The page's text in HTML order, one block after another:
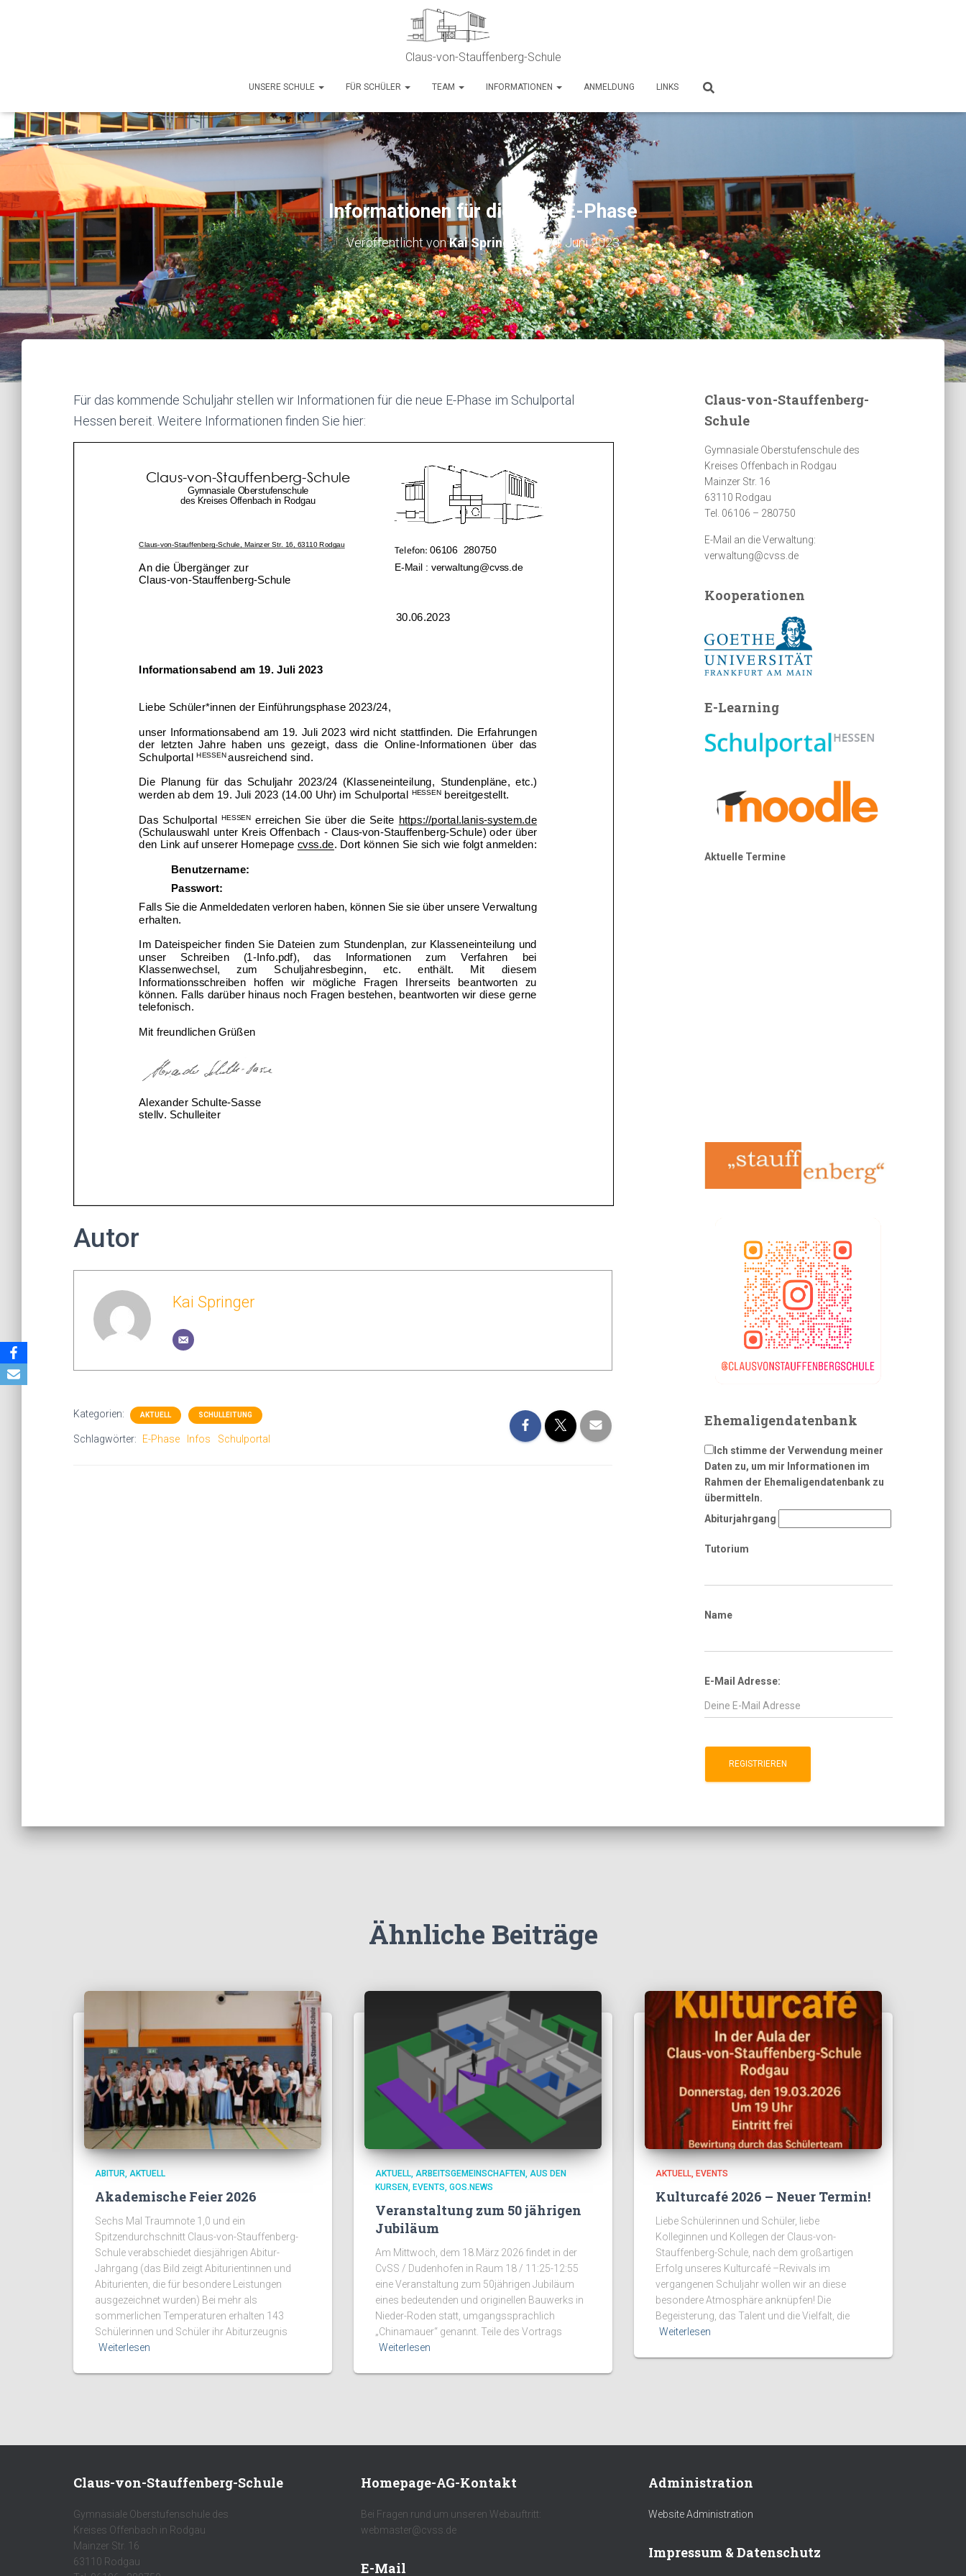
Claus-von-Stauffenberg-Schule
UNSERE SCHULE FÜR SCHÜLER TEAM INFORMATIONEN ANMELDUNG LINKS
Informationen für die neue E-Phase
Veröffentlicht vonKai Springeram30. Juni 2023
Für das kommende Schuljahr stellen wir Informationen für die neue E-Phase im Schulportal
Hessen bereit. Weitere Informationen finden Sie hier:
Autor
Kai Springer
Kategorien: AKTUELL SCHULLEITUNG
Schlagwörter: E-Phase Infos Schulportal
Claus-von-Stauffenberg-
Schule
Gymnasiale Oberstufenschule des
Kreises Offenbach in Rodgau
Mainzer Str. 16
63110 Rodgau
Tel. 06106 – 280750
E-Mail an die Verwaltung:
verwaltung@cvss.de
Kooperationen
E-Learning
Aktuelle Termine
Ehemaligendatenbank
Ich stimme der Verwendung meiner
Daten zu, um mir Informationen im
Rahmen der Ehemaligendatenbank zu
übermitteln.
Abiturjahrgang
Tutorium
Name
E-Mail Adresse:
Ähnliche Beiträge
ABITUR AKTUELL
Akademische Feier 2026
Sechs Mal Traumnote 1,0 und ein
Spitzendurchschnitt Claus-von-Stauffenberg-
Schule verabschiedet diesjährigen Abitur-
Jahrgang (das Bild zeigt Abiturientinnen und
Abiturienten, die für besondere Leistungen
ausgezeichnet wurden) Bei mehr als
sommerlichen Temperaturen erhalten 143
Schülerinnen und Schüler ihr Abiturzeugnis
Weiterlesen
AKTUELL ARBEITSGEMEINSCHAFTEN AUS DEN
KURSEN
EVENTS GOS.NEWS
Veranstaltung zum 50 jährigen
Jubiläum
Am Mittwoch, dem 18.März 2026 findet in der
CvSS / Dudenhofen in Raum 18 / 11:25-12:55
eine Veranstaltung zum 50jährigen Jubiläum
eines bedeutenden und originellen Bauwerks in
Nieder-Roden statt, umgangssprachlich
„Chinamauer“ genannt. Teile des Vortrags
Weiterlesen
AKTUELL EVENTS
Kulturcafé 2026 – Neuer Termin!
Liebe Schülerinnen und Schüler, liebe
Kolleginnen und Kollegen der Claus-von-
Stauffenberg-Schule, nach dem großartigen
Erfolg unseres Kulturcafé –Revivals im
vergangenen Schuljahr wollen wir an diese
besondere Atmosphäre anknüpfen! Die
Begeisterung, das Talent und die Vielfalt, die
Weiterlesen
Claus-von-Stauffenberg-Schule
Gymnasiale Oberstufenschule des
Kreises Offenbach in Rodgau
Mainzer Str. 16
63110 Rodgau
Homepage-AG-Kontakt
Bei Fragen rund um unseren Webauftritt:
webmaster@cvss.de
E-Mail
Administration
Website Administration
Impressum & Datenschutz